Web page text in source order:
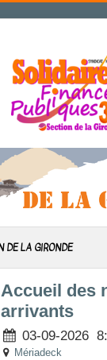
DE LA GIRONDE
Accueil des
arrivants
03-09-2026
Mériadeck